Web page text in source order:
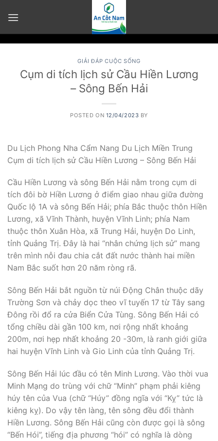
GIẢI ĐÁP CUỘC SỐNG
Cụm di tích lịch sử Cầu Hiền Lương
– Sông Bến Hải
POSTED ON 12/04/2023 BY
Du Lịch Phong Nha Cẩm Nang Du Lịch Miền Trung
Cụm di tích lịch sử Cầu Hiền Lương – Sông Bến Hải
Cầu Hiền Lương và sông Bến Hải nằm trong cụm di
tích đôi bờ Hiền Lương ở điểm giao nhau giữa đường
Quốc lộ 1A và sông Bến Hải; phía Bắc thuộc thôn Hiền
Lương, xã Vĩnh Thành, huyện Vĩnh Linh; phía Nam
thuộc thôn Xuân Hòa, xã Trung Hải, huyện Do Linh,
tỉnh Quảng Trị. Đây là hai “nhân chứng lịch sử” mang
trên mình nỗi đau chia cắt đất nước thành hai miền
Nam Bắc suốt hơn 20 năm ròng rã.
Sông Bến Hải bắt nguồn từ núi Động Chân thuộc dãy
Trường Sơn và chảy dọc theo vĩ tuyến 17 từ Tây sang
Đông rồi đổ ra cửa Biển Cửa Tùng. Sông Bến Hải có
tổng chiều dài gần 100 km, nơi rộng nhất khoảng
200m, nơi hẹp nhất khoảng 20 -30m, là ranh giới giữa
hai huyện Vĩnh Linh và Gio Linh của tỉnh Quảng Trị.
Sông Bến Hải lúc đầu có tên Minh Lương. Vào thời vua
Minh Mạng do trùng với chữ “Minh” phạm phải kiêng
húy tên của Vua (chữ “Húy” đồng ngĩa với “Kỵ” tức là
kiêng kỵ). Do vậy tên làng, tên sông đều đổi thành
Hiền Lương. Sông Bến Hải cũng còn được gọi là sông
“Bến Hói”, tiếng địa phương “hói” có nghĩa là dòng